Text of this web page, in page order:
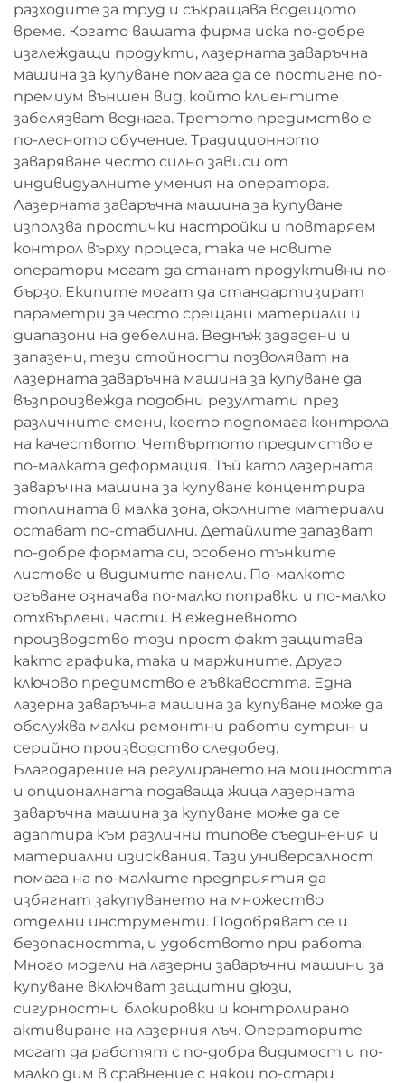
разходите за труд и съкращава водещото
време. Когато вашата фирма иска по-добре
изглеждащи продукти, лазерната заваръчна
машина за купуване помага да се постигне по-
премиум външен вид, който клиентите
забелязват веднага. Третото предимство е
по-лесното обучение. Традиционното
заваряване често силно зависи от
индивидуалните умения на оператора.
Лазерната заваръчна машина за купуване
използва простички настройки и повтаряем
контрол върху процеса, така че новите
оператори могат да станат продуктивни по-
бързо. Екипите могат да стандартизират
параметри за често срещани материали и
диапазони на дебелина. Веднъж зададени и
запазени, тези стойности позволяват на
лазерната заваръчна машина за купуване да
възпроизвежда подобни резултати през
различните смени, което подпомага контрола
на качеството. Четвъртото предимство е
по-малката деформация. Тъй като лазерната
заваръчна машина за купуване концентрира
топлината в малка зона, околните материали
остават по-стабилни. Детайлите запазват
по-добре формата си, особено тънките
листове и видимите панели. По-малкото
огъване означава по-малко поправки и по-малко
отхвърлени части. В ежедневното
производство този прост факт защитава
както графика, така и маржините. Друго
ключово предимство е гъвкавостта. Една
лазерна заваръчна машина за купуване може да
обслужва малки ремонтни работи сутрин и
серийно производство следобед.
Благодарение на регулирането на мощността
и опционалната подаваща жица лазерната
заваръчна машина за купуване може да се
адаптира към различни типове съединения и
материални изисквания. Тази универсалност
помага на по-малките предприятия да
избягнат закупуването на множество
отделни инструменти. Подобряват се и
безопасността, и удобството при работа.
Много модели на лазерни заваръчни машини за
купуване включват защитни дюзи,
сигурностни блокировки и контролирано
активиране на лазерния лъч. Операторите
могат да работят с по-добра видимост и по-
малко дим в сравнение с някои по-стари